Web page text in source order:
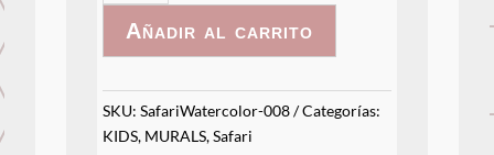
cantidad
Añadir al carrito
SKU: SafariWatercolor-008
Categorías:
KIDS, MURALS,Safari